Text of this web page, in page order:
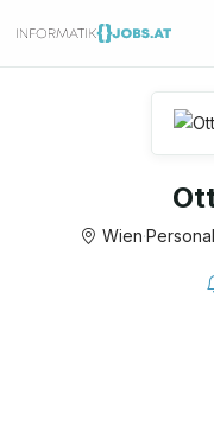
Wien·